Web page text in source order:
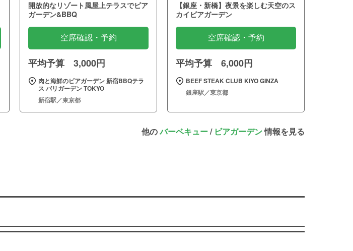
開放的なリゾート風屋上テラスでビア
ガーデン&BBQ
空席確認・予約
平均予算 3,000円
肉と海鮮のビアガーデン 新宿BBQテラ
ス バリガーデン TOKYO
新宿駅／東京都
【銀座・新橋】夜景を楽しむ天空のス
カイビアガーデン
空席確認・予約
平均予算 6,000円
BEEF STEAK CLUB KIYO GINZA
銀座駅／東京都
他のバーベキュー/ ビアガーデン情報を見る